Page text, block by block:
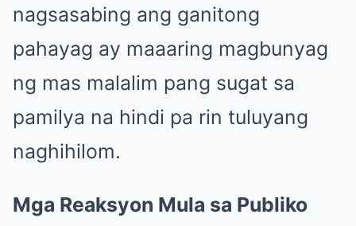
nagsasabing ang ganitong
pahayag ay maaaring magbunyag
ng mas malalim pang sugat sa
pamilya na hindi pa rin tuluyang
naghihilom.
Mga Reaksyon Mula sa Publiko